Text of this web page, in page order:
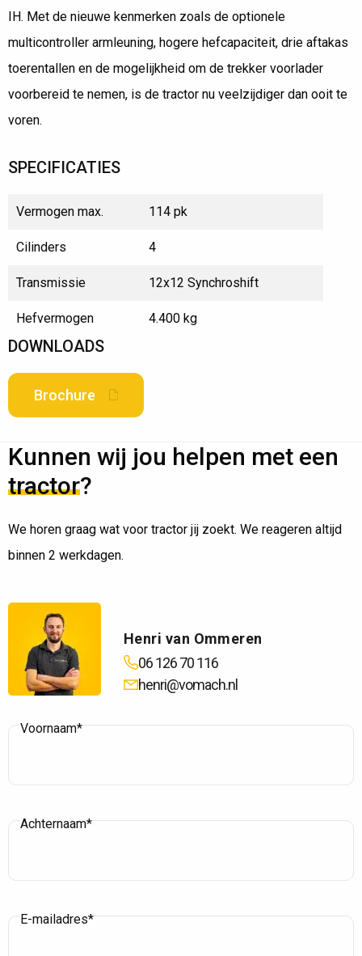
IH. Met de nieuwe kenmerken zoals de optionele
multicontroller armleuning, hogere hefcapaciteit, drie aftakas
toerentallen en de mogelijkheid om de trekker voorlader
voorbereid te nemen, is de tractor nu veelzijdiger dan ooit te
voren.
SPECIFICATIES
Vermogen max. 114 pk
Cilinders 4
Transmissie 12x12 Synchroshift
Hefvermogen 4.400 kg
DOWNLOADS
Brochure
Kunnen wij jou helpen met een
tractor?
We horen graag wat voor tractor jij zoekt. We reageren altijd
binnen 2 werkdagen.
Henri van Ommeren
06 126 70 116
henri@vomach.nl
Voornaam*
Achternaam*
E-mailadres*